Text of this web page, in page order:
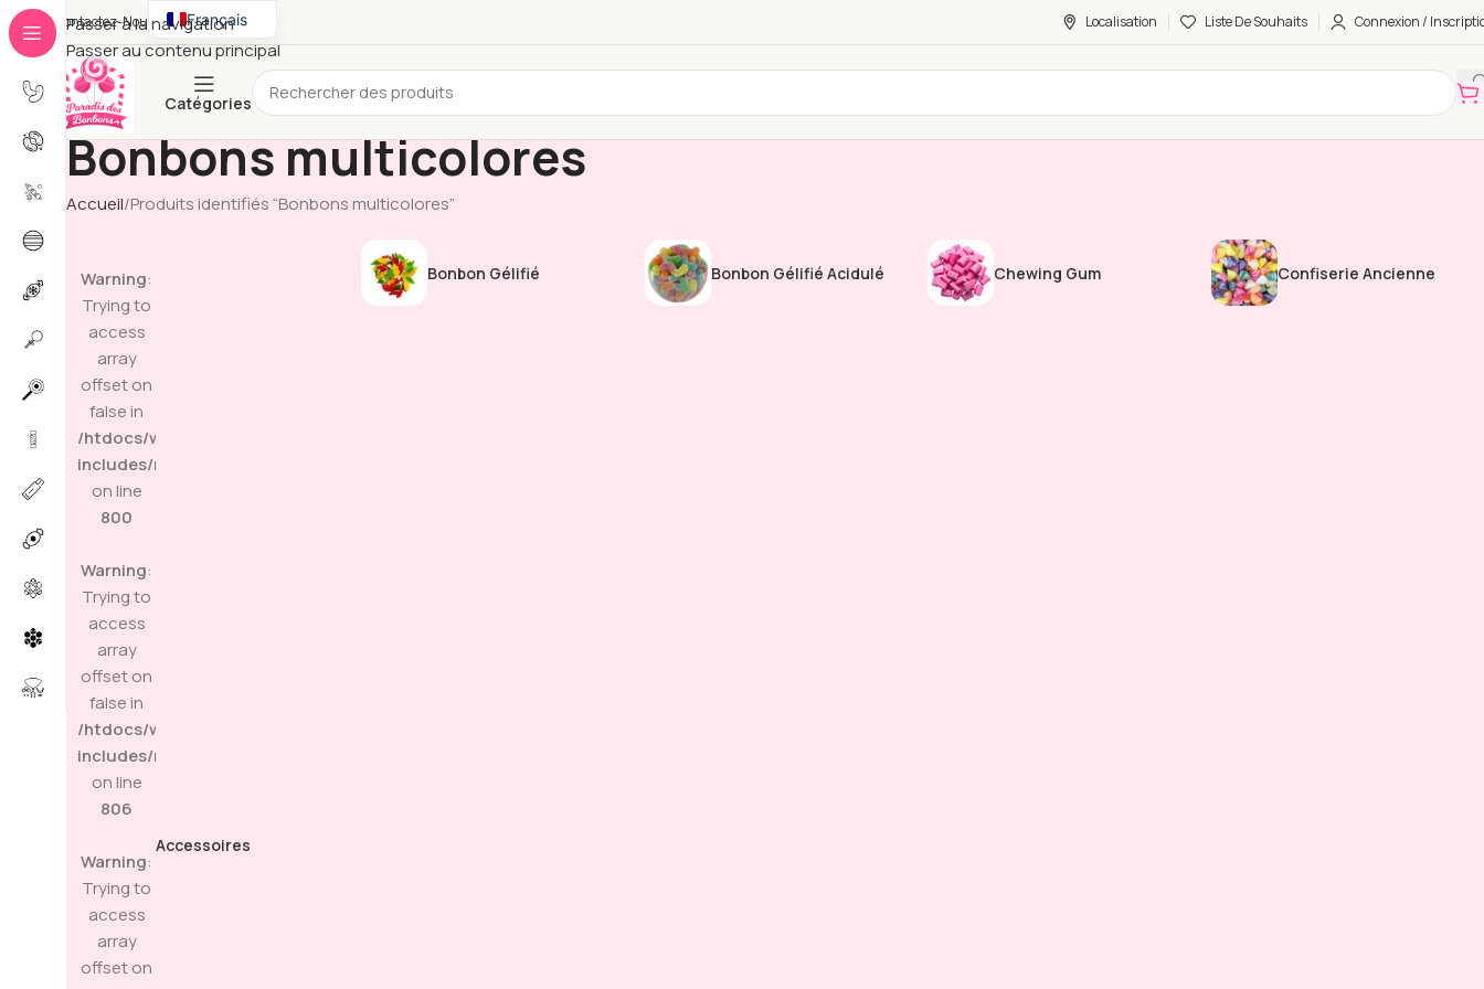
Passer à la navigation
Passer au contenu principal
Contactez-Nous Localisation Liste De Souhaits Connexion /
Catégories
Bonbons multicolores
Accueil Produits identifiés “Bonbons multicolores”
Warning:
Trying to
access
array
offset on
false in
/htdocs/wp-
includes/media.php
on line
800
Warning:
Trying to
access
array
offset on
false in
/htdocs/wp-
includes/media.php
on line
806
Warning:
Trying to
access
array
offset on
Accessoires
Bonbon Gélifié Bonbon Gélifié Acidulé Chewing Gum Confiserie Ancienne
Français
English